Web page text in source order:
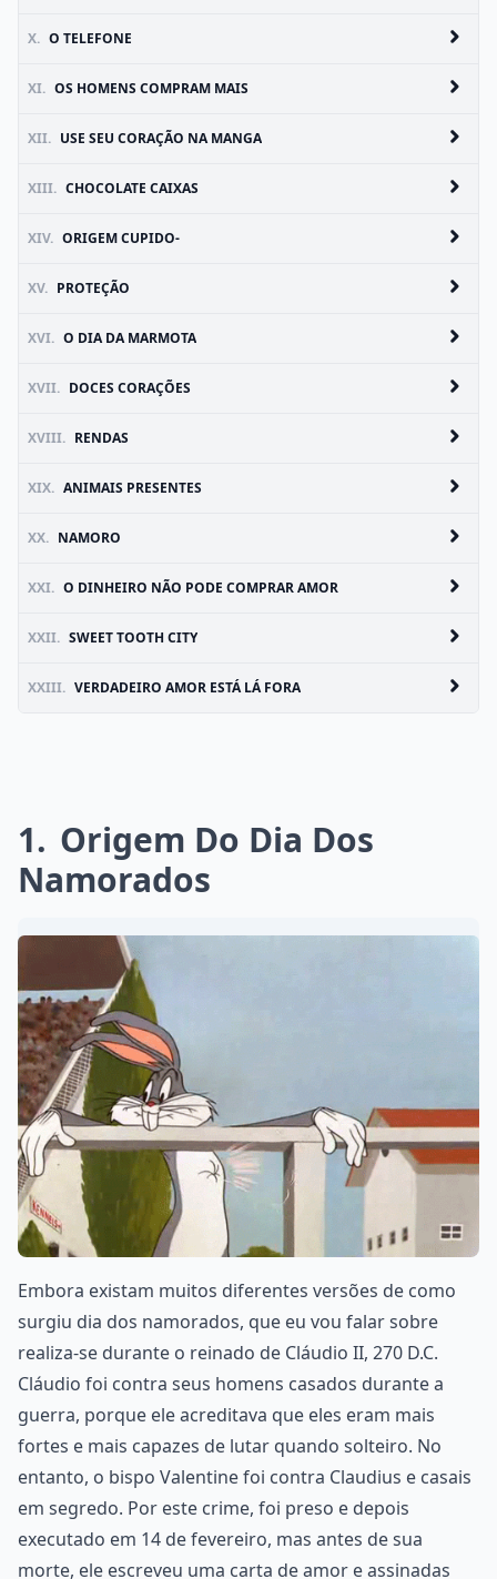
X. O TELEFONE
XI. OS HOMENS COMPRAM MAIS
XII. USE SEU CORAÇÃO NA MANGA
XIII. CHOCOLATE CAIXAS
XIV. ORIGEM CUPIDO-
XV. PROTEÇÃO
XVI. O DIA DA MARMOTA
XVII. DOCES CORAÇÕES
XVIII. RENDAS
XIX. ANIMAIS PRESENTES
XX. NAMORO
XXI. O DINHEIRO NÃO PODE COMPRAR AMOR
XXII. SWEET TOOTH CITY
XXIII. VERDADEIRO AMOR ESTÁ LÁ FORA
1
Origem Do Dia Dos
Namorados
Embora existam muitos diferentes versões de como
surgiu dia dos namorados, que eu vou falar sobre
realiza-se durante o reinado de Cláudio II, 270 D.C.
Cláudio foi contra seus homens casados durante a
guerra, porque ele acreditava que eles eram mais
fortes e mais capazes de lutar quando solteiro. No
entanto, o bispo Valentine foi contra Claudius e casais
em segredo. Por este crime, foi preso e depois
executado em 14 de fevereiro, mas antes de sua
morte, ele escreveu uma carta de amor e assinadas